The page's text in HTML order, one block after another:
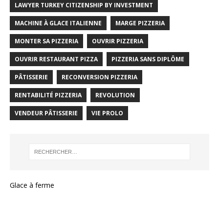
LAWYER TURKEY CITIZENSHIP BY INVESTMENT
MACHINE À GLACE ITALIENNE MARGE PIZZERIA
MONTER SA PIZZERIA OUVRIR PIZZERIA
OUVRIR RESTAURANT PIZZA PIZZERIA SANS DIPLÔME
PÂTISSERIE RECONVERSION PIZZERIA
RENTABILITÉ PIZZERIA REVOLUTION
VENDEUR PÂTISSERIE VIE PROLO
Glace à ferme